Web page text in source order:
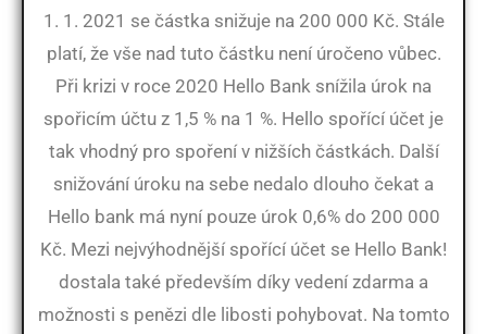
1. 1. 2021 se částka snižuje na 200 000 Kč. Stále
platí, že vše nad tuto částku není úročeno vůbec.
Při krizi v roce 2020 Hello Bank snížila úrok na
spořicím účtu z 1,5 % na 1 %. Hello spořící účet je
tak vhodný pro spoření v nižších částkách. Další
snižování úroku na sebe nedalo dlouho čekat a
Hello bank má nyní pouze úrok 0,6% do 200 000
Kč. Mezi nejvýhodnější spořící účet se Hello Bank!
dostala také především díky vedení zdarma a
možnosti s penězi dle libosti pohybovat. Na tomto